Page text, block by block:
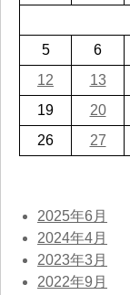
5
6
12
13
19
20
26
27
2025年6月
2024年4月
2023年3月
2022年9月